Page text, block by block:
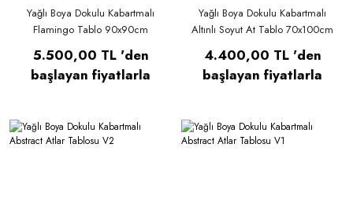
Yağlı Boya Dokulu Kabartmalı
Flamingo Tablo 90x90cm
5.500,00 TL 'den
başlayan fiyatlarla
Yağlı Boya Dokulu Kabartmalı
Altınlı Soyut At Tablo 70x100cm
4.400,00 TL 'den
başlayan fiyatlarla